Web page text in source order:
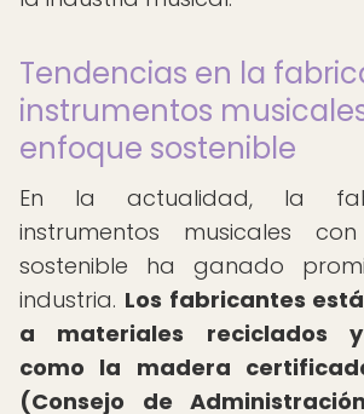
Tendencias en la
instrumentos
enfoque sostenible
En la actualidad, la
instrumentos musicales
sostenible ha ganado
industria. Los fabricantes
a materiales reciclados y
como la madera
(Consejo de